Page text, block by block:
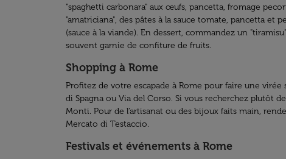
"spaghetti carbonara" aux œufs, pancetta, fromage
"amatriciana", des pâtes à la sauce tomate, pancetta
(sauce à la viande). En dessert, commandez un
souvent garnie de confiture de fruits.
Shopping à Rome
Profitez de votre escapade à Rome pour faire une
di Spagna ou Via del Corso. Si vous recherchez plutôt
Monti. Pour de l’artisanat ou des bijoux faits main,
Mercato di Testaccio.
Festivals et événements à Rome